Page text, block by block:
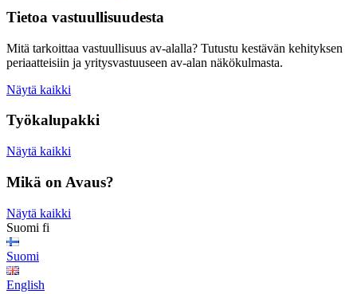
Tietoa vastuullisuudesta
Mitä tarkoittaa vastuullisuus av-alalla? Tutustu kestävän kehityksen
periaatteisiin ja yritysvastuuseen av-alan näkökulmasta.
Näytä kaikki
Työkalupakki
Näytä kaikki
Mikä on Avaus?
Näytä kaikki
Suomi fi
Suomi
English